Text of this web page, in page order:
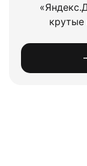
крутые